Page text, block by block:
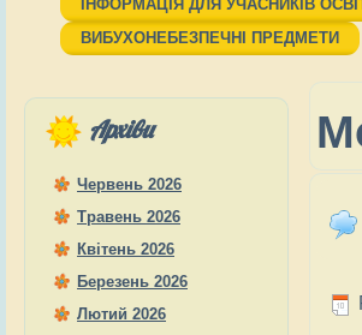
ІНФОРМАЦІЯ ДЛЯ УЧАСНИКІВ
ВИБУХОНЕБЕЗПЕЧНІ ПРЕДМЕТИ
Архіви
Червень 2026
Травень 2026
Квітень 2026
Березень 2026
Лютий 2026